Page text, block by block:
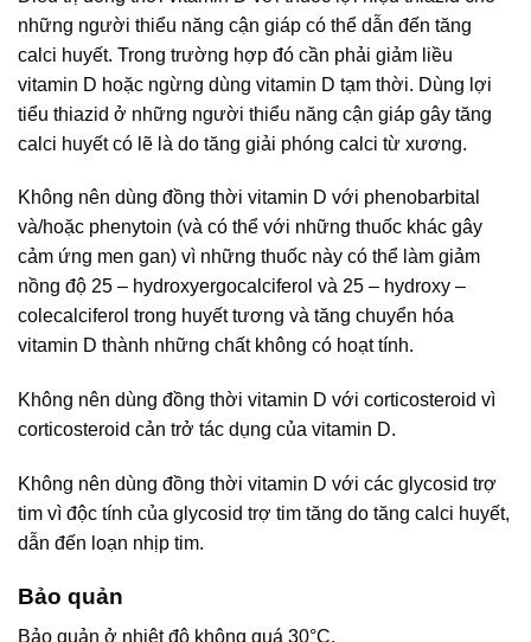
những người thiểu năng cận giáp có thể dẫn đến tăng
calci huyết. Trong trường hợp đó cần phải giảm liều
vitamin D hoặc ngừng dùng vitamin D tạm thời. Dùng lợi
tiểu thiazid ở những người thiểu năng cận giáp gây tăng
calci huyết có lẽ là do tăng giải phóng calci từ xương.
Không nên dùng đồng thời vitamin D với phenobarbital
và/hoặc phenytoin (và có thể với những thuốc khác gây
cảm ứng men gan) vì những thuốc này có thể làm giảm
nồng độ 25 – hydroxyergocalciferol và 25 – hydroxy –
colecalciferol trong huyết tương và tăng chuyển hóa
vitamin D thành những chất không có hoạt tính.
Không nên dùng đồng thời vitamin D với corticosteroid vì
corticosteroid cản trở tác dụng của vitamin D.
Không nên dùng đồng thời vitamin D với các glycosid trợ
tim vì độc tính của glycosid trợ tim tăng do tăng calci huyết,
dẫn đến loạn nhịp tim.
Bảo quản
Bảo quản ở nhiệt độ không quá 30°C.